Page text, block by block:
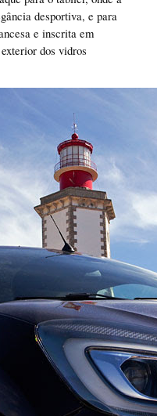
desportiva, e para
e inscrita em
dos vidros